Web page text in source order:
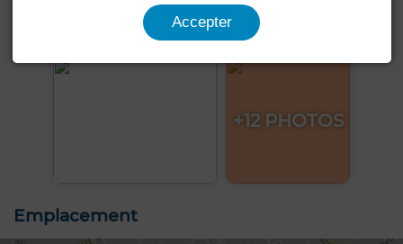
+12 PHOTOS
Emplacement
Accepter